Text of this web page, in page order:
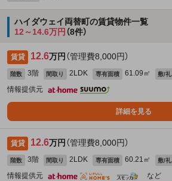
ハイダウェイ両替町の賃貸物件一覧
12～14.6万円 （8件）
賃貸 12.6万円 （管理費8,000円）
階数 3階 間取り 2LDK 専有面積 61.09㎡ 敷/礼
情報提供元
詳細を見る
賃貸 12.6万円 （管理費8,000円）
階数 3階 間取り 2LDK 専有面積 60.21㎡ 敷/礼
情報提供元
など